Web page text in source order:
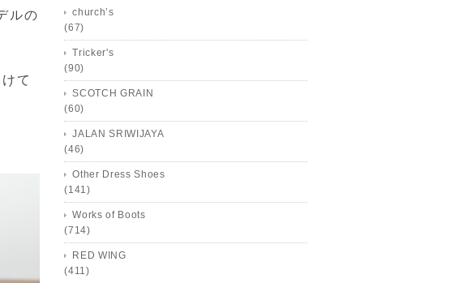
ルの
て
church’s
(67)
Tricker's
(90)
SCOTCH GRAIN
(60)
JALAN SRIWIJAYA
(46)
Other Dress Shoes
(141)
Works of Boots
(714)
RED WING
(411)